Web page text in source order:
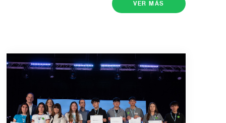
VER MÁS